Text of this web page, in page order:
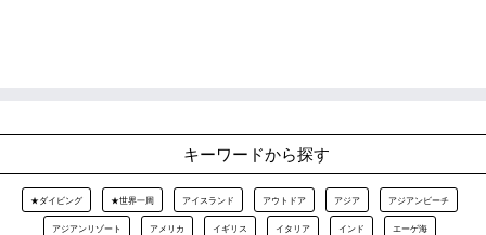
キーワードから探す
★ダイビング ★世界一周 アイスランド アウトドア アジア アジアンビーチ
アジアンリゾート アメリカ イギリス イタリア インド エーゲ海